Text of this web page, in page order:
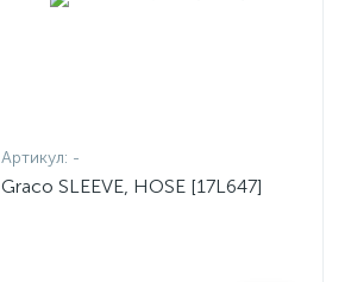
Артикул: -
Graco SLEEVE, HOSE [17L647]